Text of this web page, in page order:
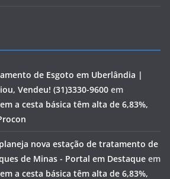
de Esgoto em Uberlândia |
Vendeu! (31)3330-9600 em
a cesta básica têm alta de 6,83%,
nova estação de tratamento de
de Minas - Portal em Destaque em
a cesta básica têm alta de 6,83%,